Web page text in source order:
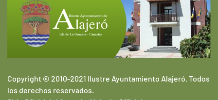
Copyright © 2010-2021 Ilustre Ayuntamiento Alajeró. Todos
los derechos reservados.